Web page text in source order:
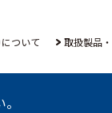
ついて 取扱製品